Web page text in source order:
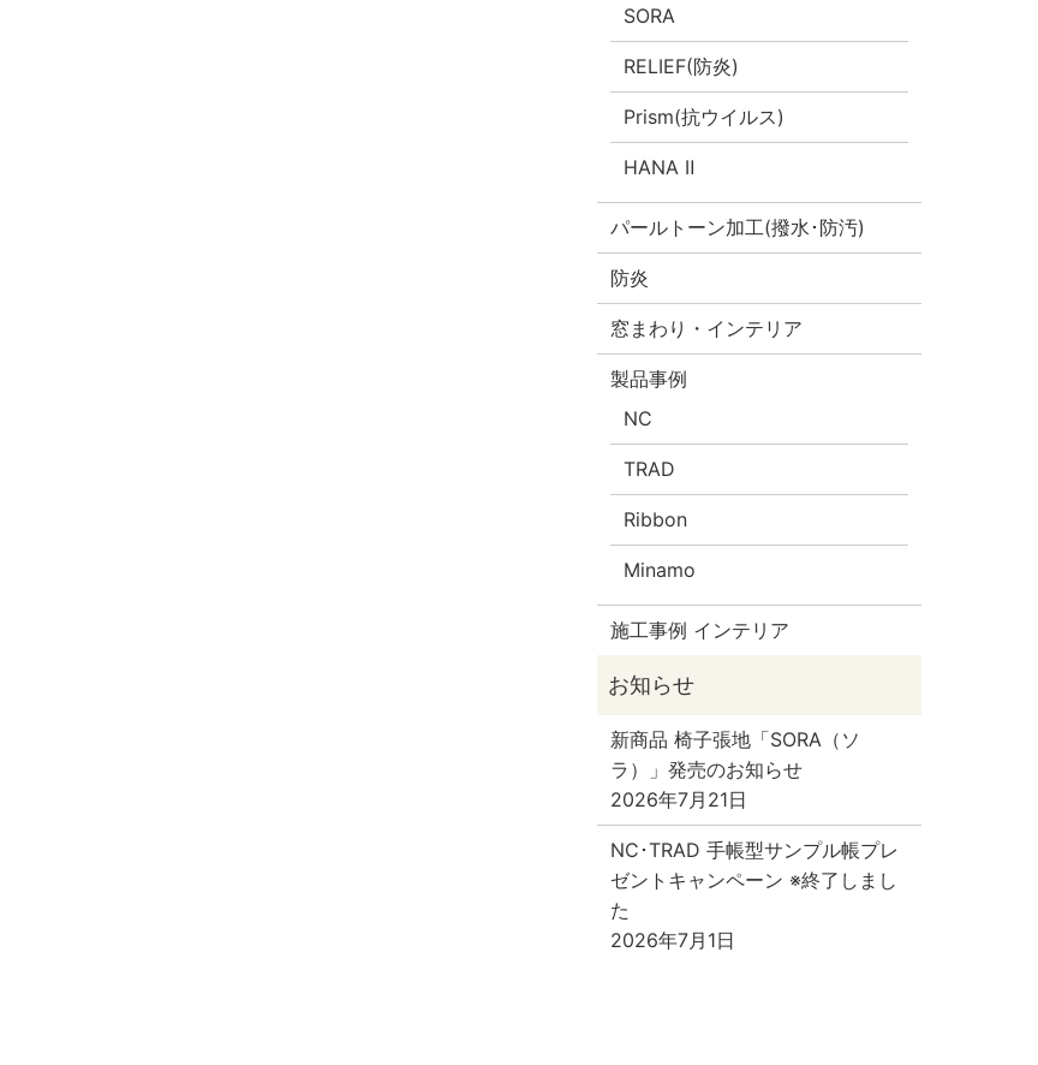
SORA
RELIEF(防炎)
Prism(抗ウイルス)
HANA Ⅱ
パールトーン加工(撥水･防汚)
防炎
窓まわり・インテリア
製品事例
NC
TRAD
Ribbon
Minamo
施工事例 インテリア
新商品 椅子張地「SORA（ソ
ラ）」発売のお知らせ
2026年7月21日
NC･TRAD 手帳型サンプル帳プレ
ゼントキャンペーン ※終了しまし
た
2026年7月1日